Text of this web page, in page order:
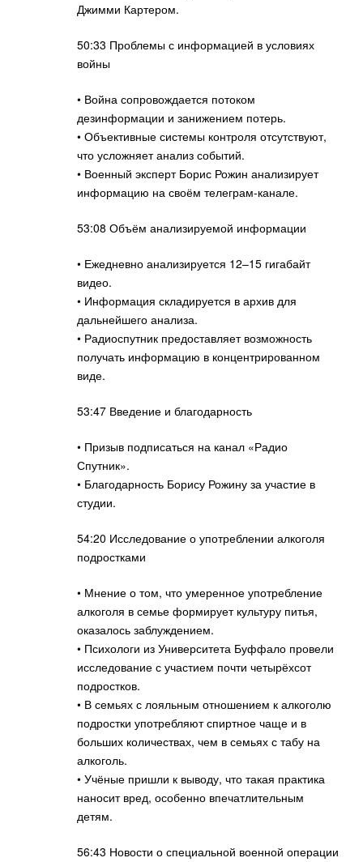
Джимми Картером.
50:33 Проблемы с информацией в условиях
войны
• Война сопровождается потоком
дезинформации и занижением потерь.
• Объективные системы контроля отсутствуют,
что усложняет анализ событий.
• Военный эксперт Борис Рожин анализирует
информацию на своём телеграм-канале.
53:08 Объём анализируемой информации
• Ежедневно анализируется 12–15 гигабайт
видео.
• Информация складируется в архив для
дальнейшего анализа.
• Радиоспутник предоставляет возможность
получать информацию в концентрированном
виде.
53:47 Введение и благодарность
• Призыв подписаться на канал «Радио
Спутник».
• Благодарность Борису Рожину за участие в
студии.
54:20 Исследование о употреблении алкоголя
подростками
• Мнение о том, что умеренное употребление
алкоголя в семье формирует культуру питья,
оказалось заблуждением.
• Психологи из Университета Буффало провели
исследование с участием почти четырёхсот
подростков.
• В семьях с лояльным отношением к алкоголю
подростки употребляют спиртное чаще и в
больших количествах, чем в семьях с табу на
алкоголь.
• Учёные пришли к выводу, что такая практика
наносит вред, особенно впечатлительным
детям.
56:43 Новости о специальной военной операции